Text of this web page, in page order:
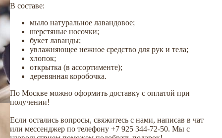
В составе:
мыло натуральное лавандовое;
шерстяные носочки;
букет лаванды;
увлажняющее нежное средство для рук и тела;
хлопок;
открытка (в ассортименте);
деревянная коробочка.
По Москве можно оформить доставку с оплатой при
получении!
Если остались вопросы, свяжитесь с нами, написав в чат
или мессенджер по телефону +7 925 344-72-50. Мы с